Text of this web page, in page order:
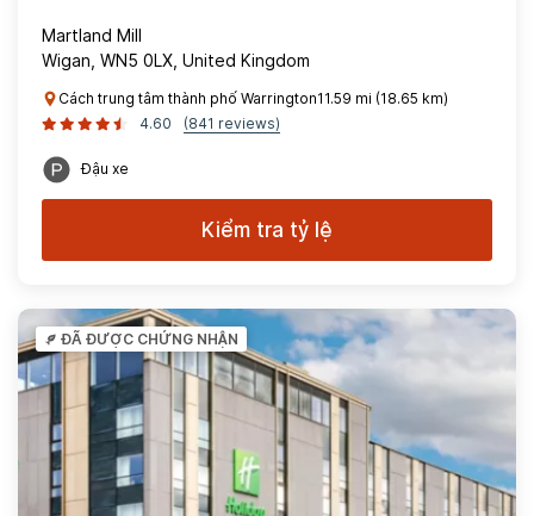
Martland Mill
Wigan, WN5 0LX, United Kingdom
Cách trung tâm thành phố Warrington11.59 mi (18.65 km)
4.60
(841 reviews)
Đậu xe
Kiểm tra tỷ lệ
ĐÃ ĐƯỢC CHỨNG NHẬN